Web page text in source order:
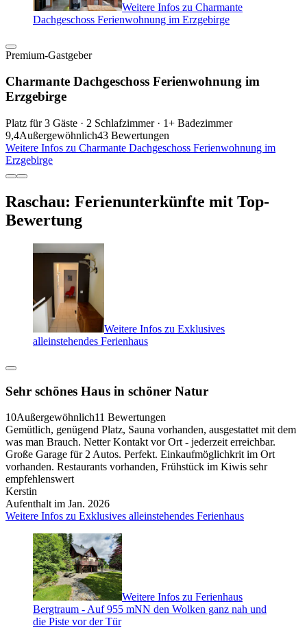
Weitere Infos zu Charmante
Dachgeschoss Ferienwohnung im Erzgebirge
Premium-Gastgeber
Charmante Dachgeschoss Ferienwohnung im
Erzgebirge
Platz für 3 Gäste · 2 Schlafzimmer · 1+ Badezimmer
9,4Außergewöhnlich43 Bewertungen
Weitere Infos zu Charmante Dachgeschoss Ferienwohnung im
Erzgebirge
Raschau: Ferienunterkünfte mit Top-
Bewertung
Weitere Infos zu Exklusives
alleinstehendes Ferienhaus
Sehr schönes Haus in schöner Natur
10Außergewöhnlich11 Bewertungen
Gemütlich, genügend Platz, Sauna vorhanden, ausgestattet mit dem
was man Brauch. Netter Kontakt vor Ort - jederzeit erreichbar.
Große Garage für 2 Autos. Perfekt. Einkaufmöglichkrit im Ort
vorhanden. Restaurants vorhanden, Frühstück im Kiwis sehr
empfehlenswert
Kerstin
Aufenthalt im Jan. 2026
Weitere Infos zu Exklusives alleinstehendes Ferienhaus
Weitere Infos zu Ferienhaus
Bergtraum - Auf 955 mNN den Wolken ganz nah und
die Piste vor der Tür